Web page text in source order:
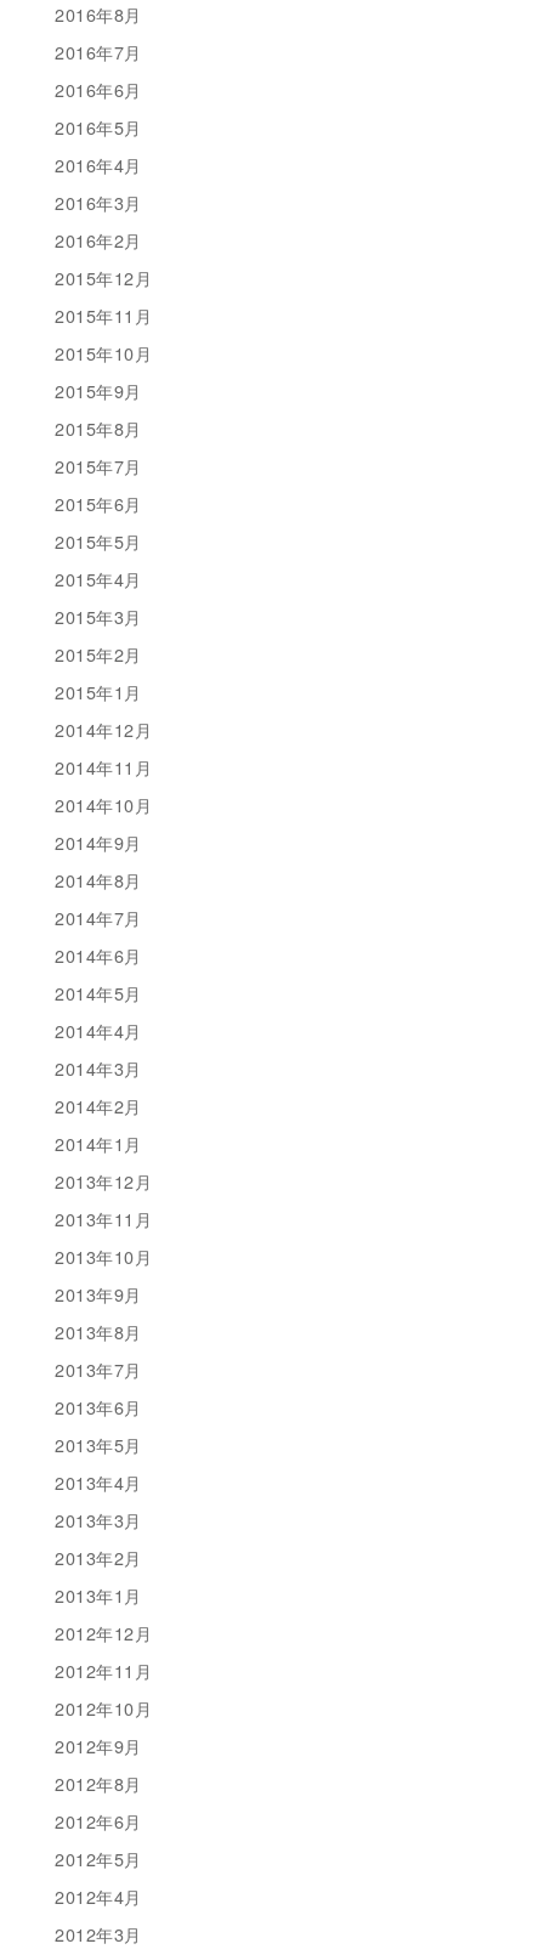
2016年8月
2016年7月
2016年6月
2016年5月
2016年4月
2016年3月
2016年2月
2015年12月
2015年11月
2015年10月
2015年9月
2015年8月
2015年7月
2015年6月
2015年5月
2015年4月
2015年3月
2015年2月
2015年1月
2014年12月
2014年11月
2014年10月
2014年9月
2014年8月
2014年7月
2014年6月
2014年5月
2014年4月
2014年3月
2014年2月
2014年1月
2013年12月
2013年11月
2013年10月
2013年9月
2013年8月
2013年7月
2013年6月
2013年5月
2013年4月
2013年3月
2013年2月
2013年1月
2012年12月
2012年11月
2012年10月
2012年9月
2012年8月
2012年6月
2012年5月
2012年4月
2012年3月